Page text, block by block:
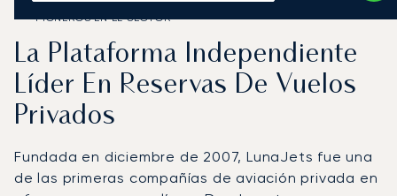
PIONEROS EN EL SECTOR
La Plataforma Independiente
Líder En Reservas De Vuelos
Privados
Fundada en diciembre de 2007, LunaJets fue una
de las primeras compañías de aviación privada en